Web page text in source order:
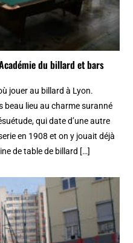
du billard et bars
jouer au billard à Lyon.
beau lieu au charme suranné
qui date d’une autre
en 1908 et on y jouait déjà
de table de billard […]